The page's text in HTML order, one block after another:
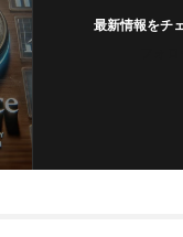
最新情報をチ